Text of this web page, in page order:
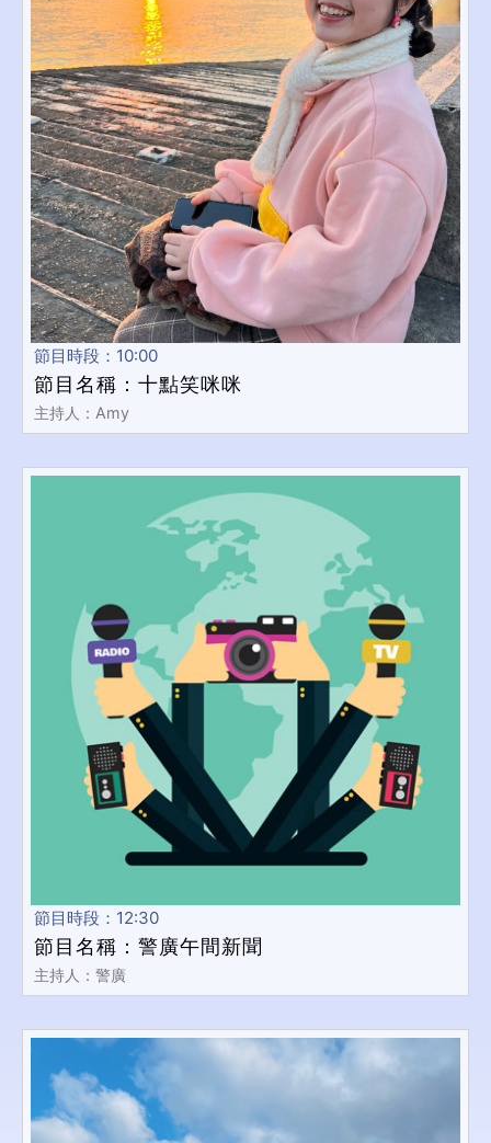
節目時段：10:00
節目名稱：十點笑咪咪
主持人：Amy
節目時段：12:30
節目名稱：警廣午間新聞
主持人：警廣